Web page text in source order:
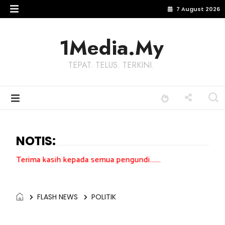
7 August 2026
1Media.My
TEPAT. TELUS. TERKINI.
NOTIS:
kepada semua pengundi.......
FLASH NEWS POLITIK